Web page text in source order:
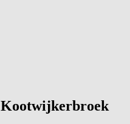
Kootwijkerbroek